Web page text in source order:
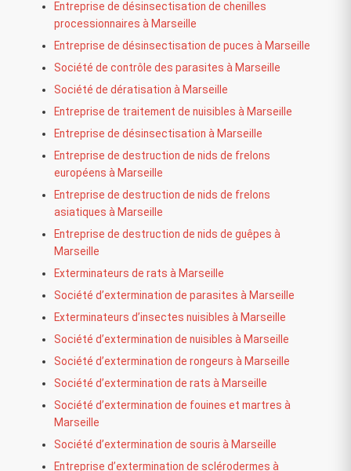
Entreprise de désinsectisation de chenilles
processionnaires à Marseille
Entreprise de désinsectisation de puces à Marseille
Société de contrôle des parasites à Marseille
Société de dératisation à Marseille
Entreprise de traitement de nuisibles à Marseille
Entreprise de désinsectisation à Marseille
Entreprise de destruction de nids de frelons
européens à Marseille
Entreprise de destruction de nids de frelons
asiatiques à Marseille
Entreprise de destruction de nids de guêpes à
Marseille
Exterminateurs de rats à Marseille
Société d’extermination de parasites à Marseille
Exterminateurs d’insectes nuisibles à Marseille
Société d’extermination de nuisibles à Marseille
Société d’extermination de rongeurs à Marseille
Société d’extermination de rats à Marseille
Société d’extermination de fouines et martres à
Marseille
Société d’extermination de souris à Marseille
Entreprise d’extermination de sclérodermes à